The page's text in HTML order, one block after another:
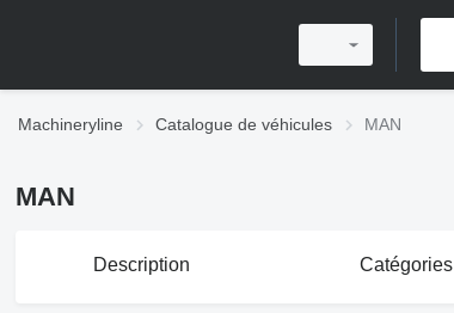
Machineryline Catalogue de véhicules MAN
MAN
Description Catégories